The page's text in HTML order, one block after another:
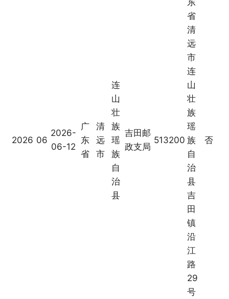
2026 06
2026-
06-12
广
东
省
清
远
市
连
山
壮
族
瑶
族
自
治
县
吉田邮
政支局
513200
省
清
远
市
连
山
壮
族
瑶
族
自
治
县
吉
田
镇
沿
江
路
29
号
否